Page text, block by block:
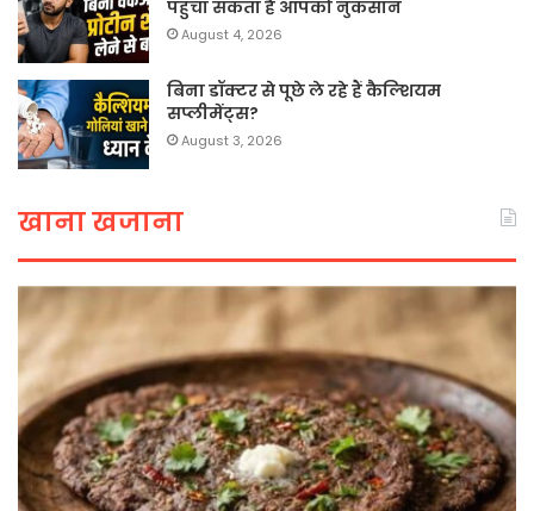
पहुंचा सकता है आपको नुकसान
August 4, 2026
बिना डॉक्टर से पूछे ले रहे हैं कैल्शियम
सप्लीमेंट्स?
August 3, 2026
खाना खजाना